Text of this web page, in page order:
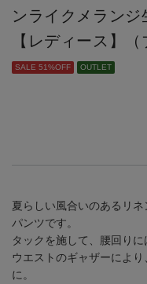
ンライクメラン
【レディース】（
SALE 51%OFF OUTLET
夏らしい風合いのあるリ
パンツです。
タックを施して、腰回り
ウエストのギャザーによ
に。